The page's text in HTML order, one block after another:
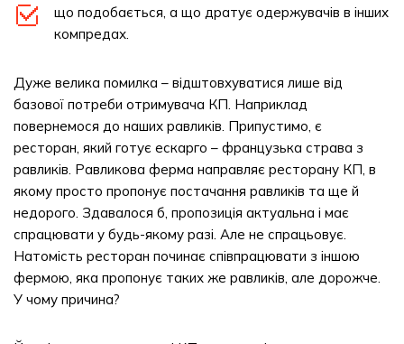
що подобається, а що дратує одержувачів в інших
компредах.
Дуже велика помилка – відштовхуватися лише від
базової потреби отримувача КП. Наприклад
повернемося до наших равликів. Припустимо, є
ресторан, який готує ескарго – французька страва з
равликів. Равликова ферма направляє ресторану КП, в
якому просто пропонує постачання равликів та ще й
недорого. Здавалося б, пропозиція актуальна і має
спрацювати у будь-якому разі. Але не спрацьовує.
Натомість ресторан починає співпрацювати з іншою
фермою, яка пропонує таких же равликів, але дорожче.
У чому причина?